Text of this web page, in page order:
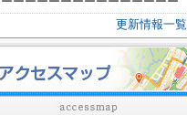
更新情報一覧